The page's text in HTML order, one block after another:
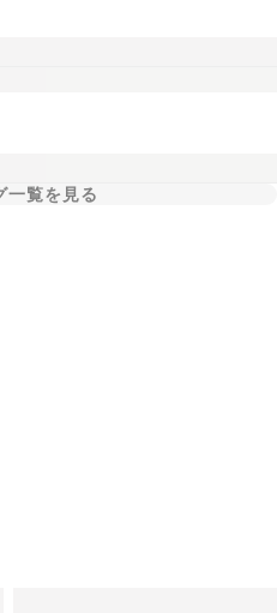
一覧を見る